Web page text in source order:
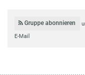
Gruppe abonnieren
E-Mail